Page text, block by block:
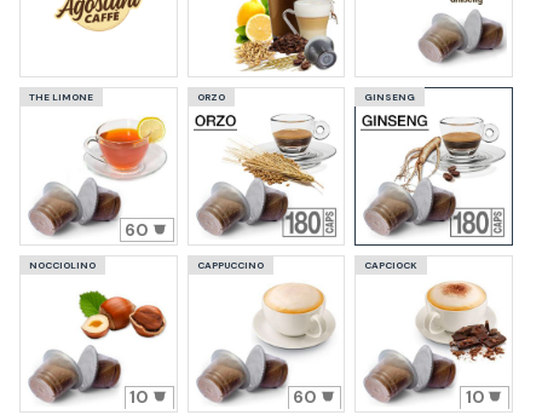
THE LIMONE
60
ORZO GINSENG
NOCCIOLINO
10
CAPPUCCINO
60
CAPCIOCK
10